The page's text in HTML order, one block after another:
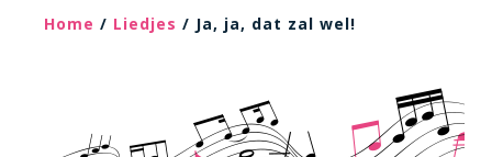
Home / Liedjes / Ja, ja, dat zal wel!